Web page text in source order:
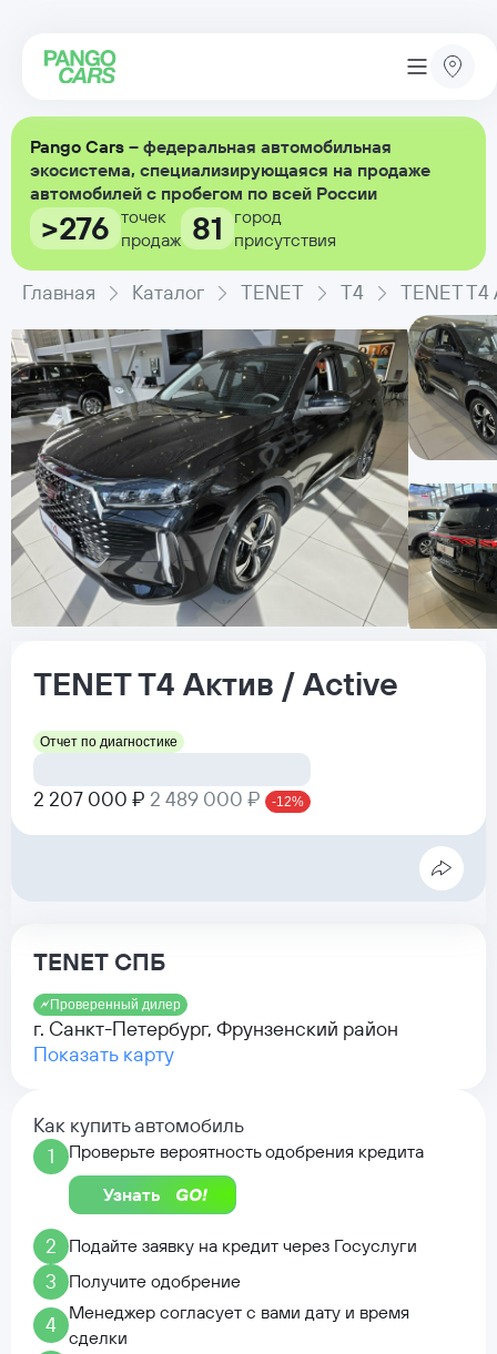
Pango Cars – федеральная автомобильная
экосистема, специализирующаяся на продаже
автомобилей с пробегом по всей России
>276 точек
продаж 81
город
присутствия
Главная Каталог TENET T4 TENET
TENETT4 Актив / Active
Отчет по диагностике
2 207 000 ₽ 2 489 000 ₽ -12%
TENET СПБ
Проверенный дилер
г. Санкт-Петербург, Фрунзенский район
Показать карту
Как купить автомобиль
1
Проверьте вероятность одобрения кредита
Узнать
2 Подайте заявку на кредит через Госуслуги
3 Получите одобрение
4
Менеджер согласует с вами дату и время
сделки